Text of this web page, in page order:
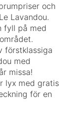
och
Lavandou.
fyll på med
förstklassiga
med
missa!
lyx med gratis
för en